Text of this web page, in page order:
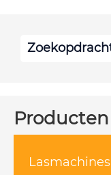
Producten
Lasmachines